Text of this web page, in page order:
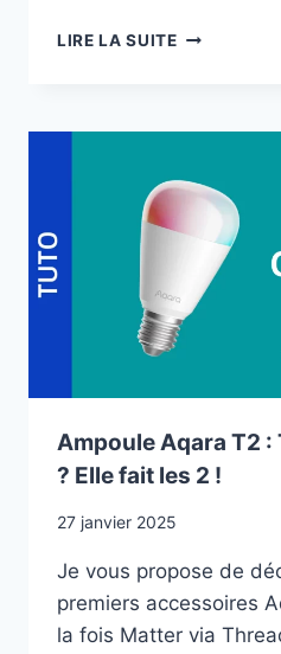
LIRE LA SUITESWITCHBOT
:
D’AIR,
RECHARGE
INDUCTION…
TABLE
?!
Ampoule Aqara T2
? Elle fait les 2 !
27 janvier 2025
Je vous propose de
premiers accessoires
la fois Matter via